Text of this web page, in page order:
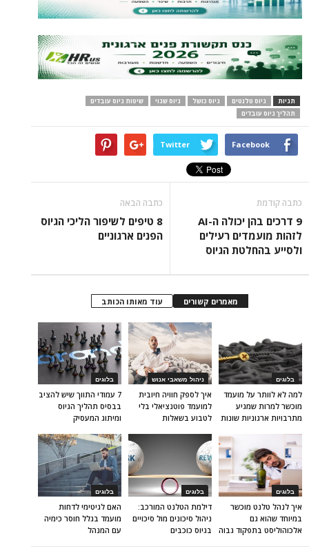
תגיות גיוס טלנטים גיוס כושל גיוס שגוי
שיטות גיוס עובדים
תהליך גיוס עובדים
Facebook
Twitter
כתבה קודמת
9 דרכים בהן יכולה ה-AI
לזהות מועמדים רעילים
ולסייע בהחלטת הגיוס
כתבה הבאה
8 טיפים לשיפור הליכי הגיוס
הפנים ארגוניים
מאמרים קשורים עוד מאותו הכותב
בלוגים
7 עמודי התווך שיש להציב
בבסיס תהליך הגיוס
ומיתוג המעסיק
ניהול משאבי אנוש
איך לספק חוויה חיובית
למועמד פוטנציאלי בלי
לטבוע בשאלות
בלוגים
למה לא לוותר על מועמד
מוכשר למרות שמגיע
מתרבויות ארגוניות שונות
בלוגים
האם לגיטימי לדחות
מועמד בגלל חוסר כימיה
עם המנהל
בלוגים
דילמת הטלנט המורכב:
ניהול סיכונים מול סיכויים
בגיוס כוכבים
בלוגים
איך לנהל טלנט מוכשר
במיוחד שהוא גם
אלכוהוליסט בתפקוד גבוה